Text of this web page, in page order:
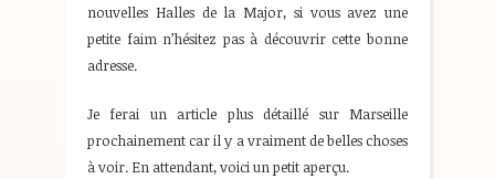
nouvelles Halles de la Major, si vous avez une
petite faim n’hésitez pas à découvrir cette bonne
adresse.
Je ferai un article plus détaillé sur Marseille
prochainement car il y a vraiment de belles choses
à voir. En attendant, voici un petit aperçu.